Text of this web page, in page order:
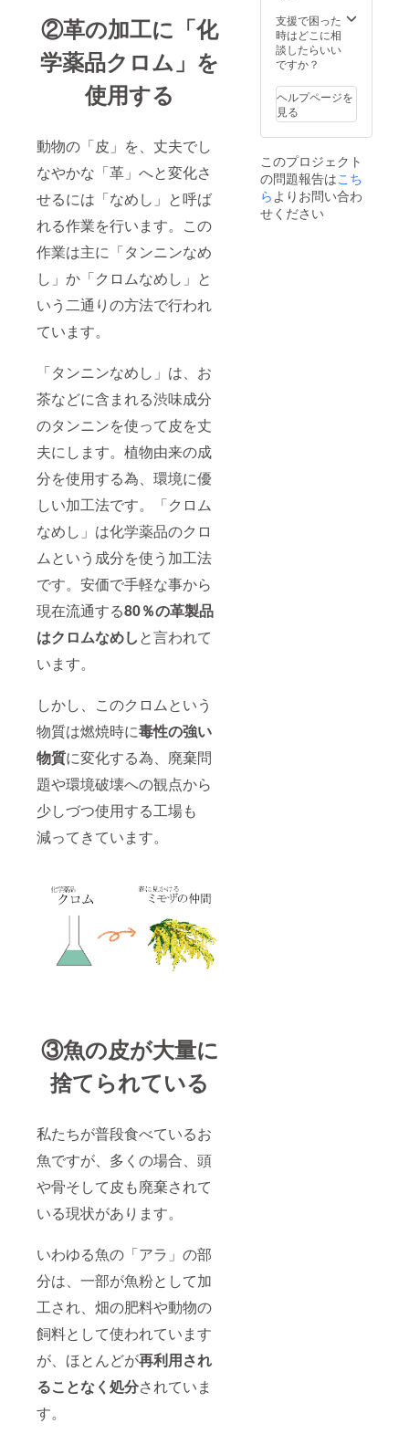
②革の加工に「化
学薬品クロム」を
使用する
動物の「皮」を、丈夫でし
なやかな「革」へと変化さ
せるには「なめし」と呼ば
れる作業を行います。この
作業は主に「タンニンなめ
し」か「クロムなめし」と
いう二通りの方法で行われ
ています。
「タンニンなめし」は、お
茶などに含まれる渋味成分
のタンニンを使って皮を丈
夫にします。植物由来の成
分を使用する為、環境に優
しい加工法です。「クロム
なめし」は化学薬品のクロ
ムという成分を使う加工法
です。安価で手軽な事から
現在流通する80％の革製品
はクロムなめしと言われて
います。
しかし、このクロムという
物質は燃焼時に毒性の強い
物質に変化する為、廃棄問
題や環境破壊への観点から
少しづつ使用する工場も
減ってきています。
③魚の皮が大量に
捨てられている
私たちが普段食べているお
魚ですが、多くの場合、頭
や骨そして皮も廃棄されて
いる現状があります。
いわゆる魚の「アラ」の部
分は、一部が魚粉として加
工され、畑の肥料や動物の
飼料として使われています
が、ほとんどが再利用され
ることなく処分されていま
す。
支援で困った
時はどこに相
談したらいい
ですか？
ヘルプページを
見る
このプロジェクト
の問題報告はこち
らよりお問い合わ
せください